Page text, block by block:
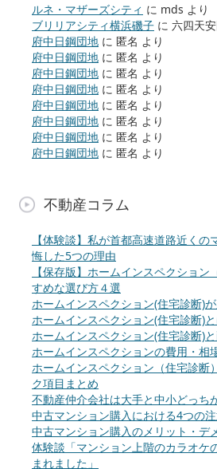
ルネ・マザーズシティ に mds より
ブリリアシティ横浜磯子 に 六四天
府中日鋼団地 に 匿名 より
府中日鋼団地 に 匿名 より
府中日鋼団地 に 匿名 より
府中日鋼団地 に 匿名 より
府中日鋼団地 に 匿名 より
府中日鋼団地 に 匿名 より
府中日鋼団地 に 匿名 より
府中日鋼団地 に 匿名 より
不動産コラム
【体験談】私が首都高速道路近く
悔した5つの理由
【保存版】ホームインスペクショ
すめな選び方４選
ホームインスペクション(住宅診断)
ホームインスペクション(住宅診断)
ホームインスペクション(住宅診断)
ホームインスペクションの費用・相
ホームインスペクション（住宅診断
ク項目まとめ
不動産仲介会社は大手と中小どっち
中古マンション購入における4つの注
中古マンション購入のメリット・デ
体験談「マンション上階のカラオケ
まれました」